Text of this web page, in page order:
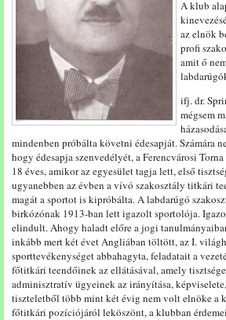
A klub
az elnök
profi
amit ő
ifj. dr.
mégsem
mindenben próbálta követni édesapját. Számára
hogy édesapja szenvedélyét, a Ferencvárosi
18 éves, amikor az egyesület tagja lett, első
ugyanebben az évben a vívó szakosztály titkári
magát a sportot is kipróbálta. A labdarúgó
birkózónak 1913-ban lett igazolt sportolója.
elindult. Ahogy haladt előre a jogi
inkább mert két évet Angliában töltött, az I.
sporttevékenységet abbahagyta, feladatait a
főtitkári teendőinek az ellátásával, amely
adminisztratív ügyeinek az irányítása,
tiszteletből több mint két évig nem volt elnöke a
főtitkári pozíciójáról leköszönt, a klubban